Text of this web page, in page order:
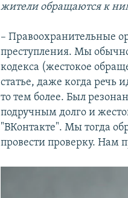
жители обращаются к
– Правоохранительные
преступления. Мы
кодекса (жестокое
статье, даже когда речь
то тем более. Был
подручным долго и
"ВКонтакте". Мы тогда
провести проверку. Нам